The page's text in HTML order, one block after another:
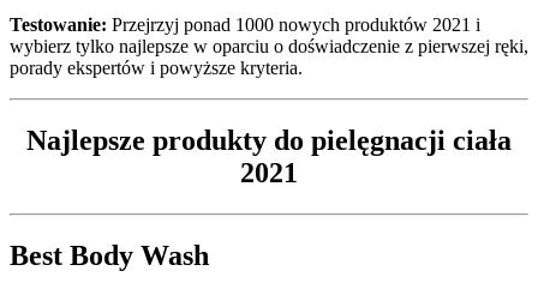
Testowanie: Przejrzyj ponad 1000 nowych produktów 2021 i
wybierz tylko najlepsze w oparciu o doświadczenie z pierwszej ręki,
porady ekspertów i powyższe kryteria.
Najlepsze produkty do pielęgnacji ciała
2021
Best Body Wash